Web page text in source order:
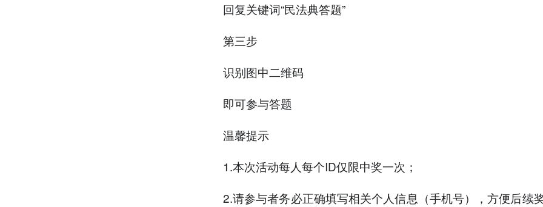
回复关键词“民法典答题”
第三步
识别图中二维码
即可参与答题
温馨提示
1.本次活动每人每个ID仅限中奖一次；
2.请参与者务必正确填写相关个人信息（手机号），方便后续